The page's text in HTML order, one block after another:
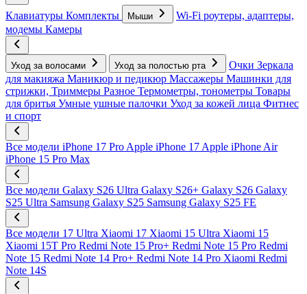
Клавиатуры Комплекты Мыши
Wi-Fi роутеры, адаптеры,
модемы Камеры
Уход за волосами Уход за полостью рта Очки Зеркала
для макияжа Маникюр и педикюр Массажеры Машинки для
стрижки, Триммеры Разное Термометры, тонометры Товары
для бритья Умные ушные палочки Уход за кожей лица Фитнес
и спорт
Все модели iPhone 17 Pro Apple iPhone 17 Apple iPhone Air
iPhone 15 Pro Max
Все модели Galaxy S26 Ultra Galaxy S26+ Galaxy S26 Galaxy
S25 Ultra Samsung Galaxy S25 Samsung Galaxy S25 FE
Все модели 17 Ultra Xiaomi 17 Xiaomi 15 Ultra Xiaomi 15
Xiaomi 15T Pro Redmi Note 15 Pro+ Redmi Note 15 Pro Redmi
Note 15 Redmi Note 14 Pro+ Redmi Note 14 Pro Xiaomi Redmi
Note 14S